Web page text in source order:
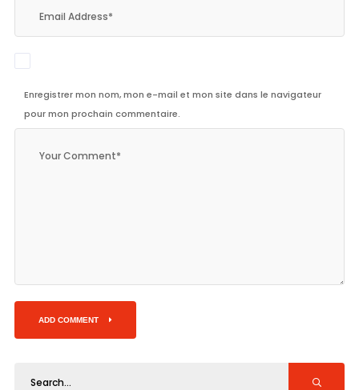
Enregistrer mon nom, mon e-mail et mon site dans le navigateur
pour mon prochain commentaire.
ADD COMMENT